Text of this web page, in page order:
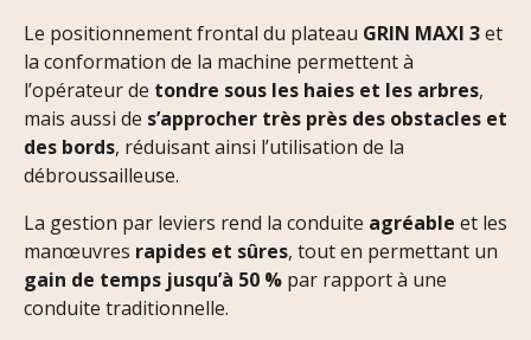
Le positionnement frontal du plateau GRIN MAXI 3et
la conformation de la machine permettent à
l’opérateur de tondre sous les haies et les arbres,
mais aussi de s’approcher très près des obstacles et
des bords, réduisant ainsi l’utilisation de la
débroussailleuse.
La gestion par leviers rend la conduite agréable et les
manœuvres rapides et sûres, tout en permettant un
gain de temps jusqu’à 50 % par rapport à une
conduite traditionnelle.